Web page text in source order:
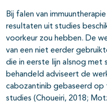
Bij falen van
resultaten uit studies
voorkeur zou hebben. De
van een niet eerder
die in eerste lijn alsnog met
behandeld adviseert de
cabozantinib gebaseerd op
studies (Choueiri, 2018;